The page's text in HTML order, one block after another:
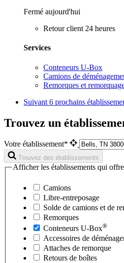
Fermé aujourd'hui
Retour client 24 heures
Services
Conteneurs U-Box
Camions de
Remorques et
Suivant 6 prochains
Trouvez un
Votre établissement*
Trouvez des établissements
Afficher les établissements qui
Camions
Libre-entreposage
Solde de camions et de
Remorques
Conteneurs U-Box®
Accessoires de
Attaches de remorque
Retours de boîtes